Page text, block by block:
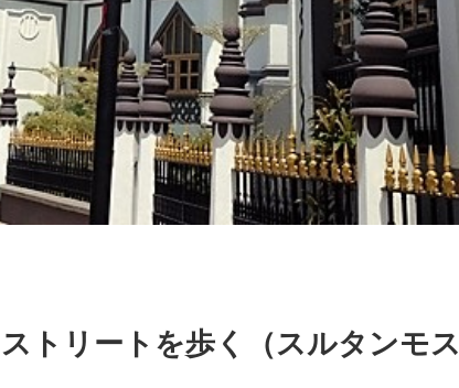
トリートを歩く（スルタンモス